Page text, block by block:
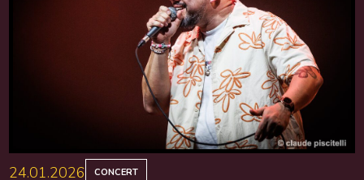
24.01.2026 CONCERT